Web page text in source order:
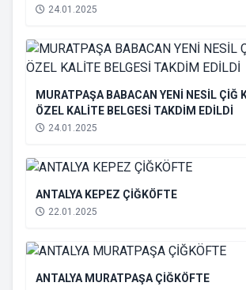
24.01.2025
MURATPAŞA BABACAN YENİ NESİL ÇİĞ
ÖZEL KALİTE BELGESİ TAKDİM EDİLDİ
24.01.2025
ANTALYA KEPEZ ÇİĞKÖFTE
22.01.2025
ANTALYA MURATPAŞA ÇİĞKÖFTE